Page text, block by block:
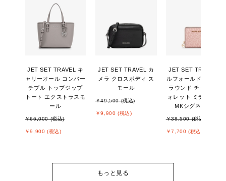
JET SET TRAVEL キ
ャリーオール コンバー
チブル トップジップ
トート エクストラスモ
ール
￥66,000 (税込)
￥9,900 (税込)
JET SET TRAVEL カ
メラ クロスボディ ス
モール
￥49,500 (税込)
￥9,900 (税込)
JET SET TRAVEL ビ
ルフォールド ジップ
ラウンド チャーム ウ
ォレット ミディアム -
MKシグネチャー
￥38,500 (税込)
￥7,700 (税込)
もっと見る